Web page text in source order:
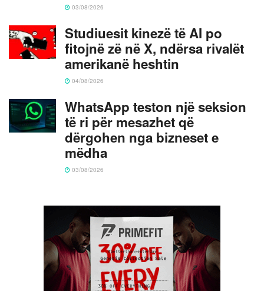
03/08/2026
Studiuesit kinezë të AI po
fitojnë zë në X, ndërsa rivalët
amerikanë heshtin
04/08/2026
WhatsApp teston një seksion
të ri për mesazhet që
dërgohen nga bizneset e
mëdha
03/08/2026